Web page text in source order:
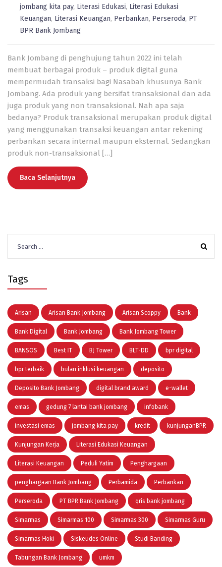
jombang kita pay, Literasi Edukasi, Literasi Edukasi
Keuangan, Literasi Keuangan, Perbankan, Perseroda, PT
BPR Bank Jombang
Bank Jombang di penghujung tahun 2022 ini telah
membuat berbagai produk – produk digital guna
mempermudah transaksi bagi Nasabah khusunya Bank
Jombang. Ada produk yang bersifat transaksional dan ada
juga produk yang non transaksional. Nah apa saja
bedanya? Produk transaksional merupakan produk digital
yang menggunakan transaksi keuangan antar rekening
perbankan secara internal maupun eksternal. Sedangkan
produk non-transaksional […]
Baca Selanjutnya
for:
Tags
Arisan Arisan Bank Jombang Arisan Scoppy Bank
Bank Digital Bank Jombang Bank Jombang Tower
BANSOS Best IT BJ Tower BLT-DD bpr digital
bpr terbaik bulan inklusi keuangan deposito
Deposito Bank Jombang digital brand award e-wallet
emas gedung 7 lantai bank jombang infobank
investasi emas jombang kita pay kredit kunjunganBPR
Kunjungan Kerja Literasi Edukasi Keuangan
Literasi Keuangan Peduli Yatim Penghargaan
penghargaan Bank Jombang Perbamida Perbankan
Perseroda PT BPR Bank Jombang qris bank jombang
Simarmas Simarmas 100 Simarmas 300 Simarmas Guru
Simarmas Hoki Siskeudes Online Studi Banding
Tabungan Bank Jombang umkm